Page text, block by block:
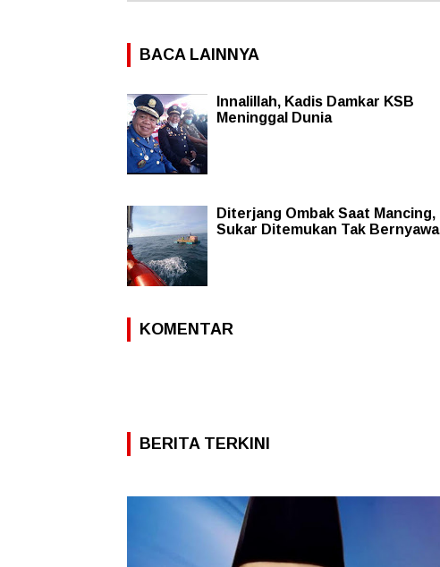
BACA LAINNYA
Innalillah, Kadis Damkar KSB
Meninggal Dunia
Diterjang Ombak Saat Mancing,
Sukar Ditemukan Tak Bernyawa
KOMENTAR
BERITA TERKINI